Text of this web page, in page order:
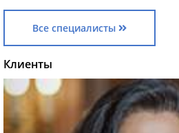
Все специалисты
Клиенты